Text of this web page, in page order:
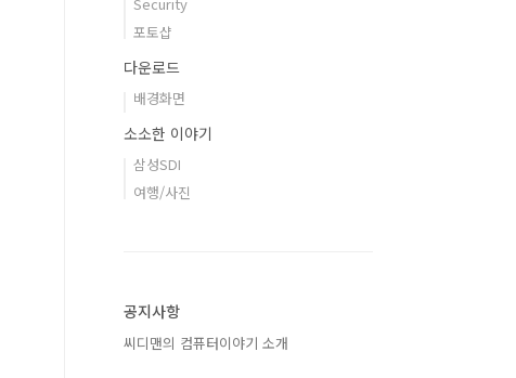
포토샵
다운로드
배경화면
소소한 이야기
삼성SDI
여행/사진
공지사항
씨디맨의 컴퓨터이야기 소개